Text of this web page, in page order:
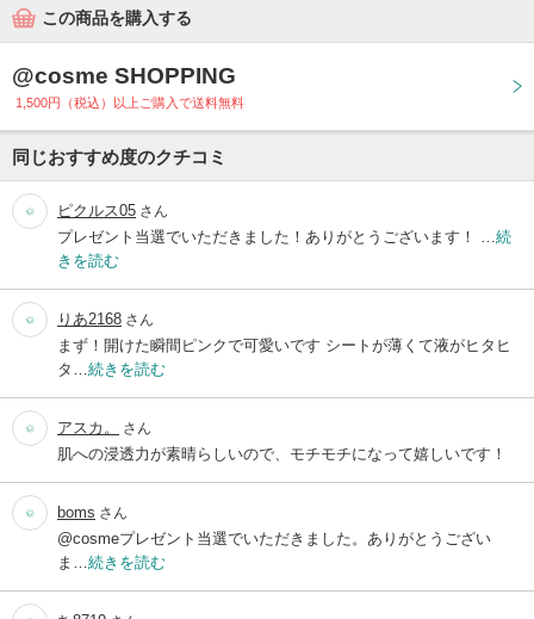
この商品を購入する
@cosme SHOPPING
1,500円（税込）以上ご購入で送料無料
同じおすすめ度のクチコミ
ピクルス05 さん
プレゼント当選でいただきました！ありがとうございます！ … 続
きを読む
りあ2168 さん
まず！開けた瞬間ピンクで可愛いです シートが薄くて液がヒタヒ
タ… 続きを読む
アスカ。 さん
肌への浸透力が素晴らしいので、モチモチになって嬉しいです！
boms さん
@cosmeプレゼント当選でいただきました。ありがとうござい
ま… 続きを読む